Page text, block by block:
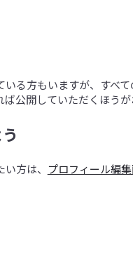
る方もいますが、すべ
公開していただくほうが
方は、 プロフィール編